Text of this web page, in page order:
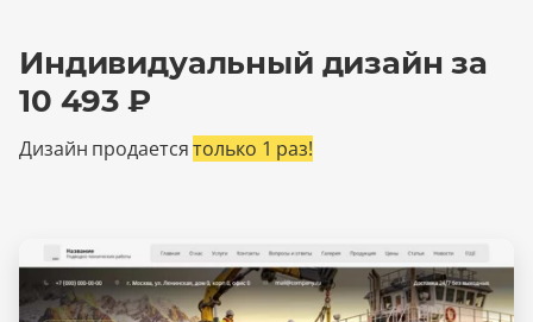
Индивидуальный дизайн за
10 493 ₽
Дизайн продаетсятолько 1 раз!